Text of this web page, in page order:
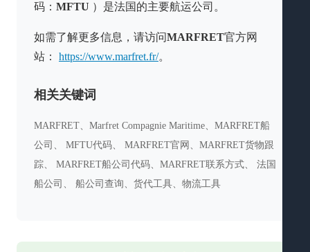
码： MFTU ）是法国的主要航运公司。
如需了解更多信息，请访问MARFRET官方网
站： https://www.marfret.fr/。
相关关键词
MARFRET、Marfret Compagnie Maritime、MARFRET船
公司、 MFTU代码、 MARFRET官网、MARFRET货物跟
踪、 MARFRET船公司代码、MARFRET联系方式、 法国
船公司、 船公司查询、货代工具、物流工具